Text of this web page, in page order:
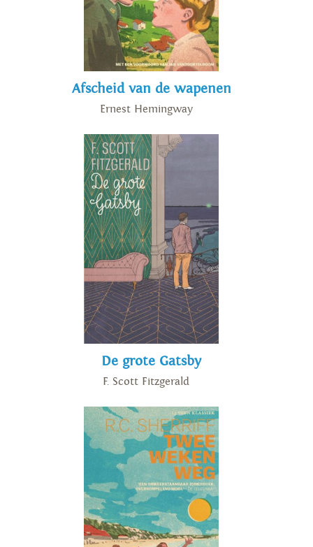
Vervolgens woonde en werkte
hij afwisselend in Oostende,
Amsterdam en Parijs, waar hij
onder armoedige
‘Joseph Roth raakt altijd
meteen aan de kern van een
menselijk wezen. (…) Zijn
karakterbeschrijvingen, zijn
beschrijvingen van situaties en
mensen zijn onovertroffen.
Maar altijd met een soort
eenvoud geschreven dat je
denkt: hoe doet hij het?’ –
Tommy Wieringa
Afscheid van de wapenen
Ernest Hemingway
De grote Gatsby
F. Scott Fitzgerald